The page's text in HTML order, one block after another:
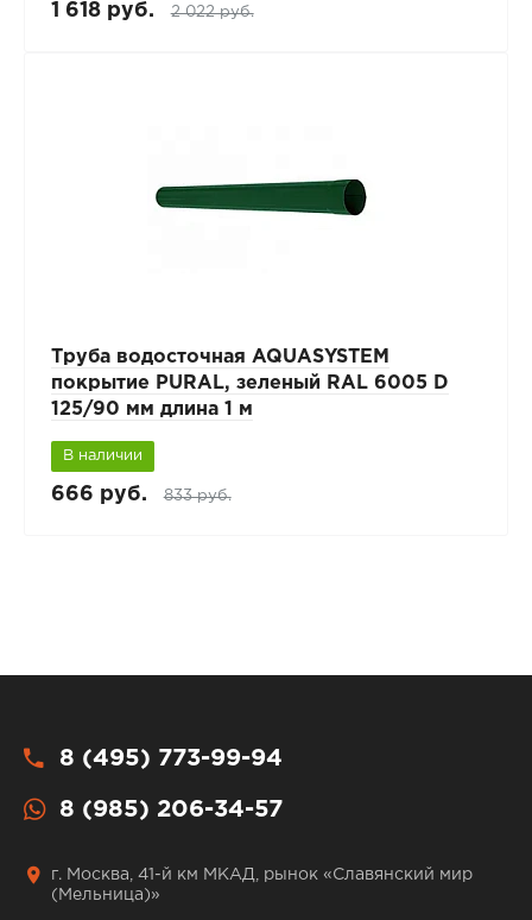
1 618 руб. 2 022 руб.
Труба водосточная AQUASYSTEM
покрытие PURAL, зеленый RAL 6005 D
125/90 мм длина 1 м
В наличии
666 руб. 833 руб.
8 (495) 773-99-94
8 (985) 206-34-57
г. Москва, 41-й км МКАД, рынок «Славянский мир
(Мельница)»